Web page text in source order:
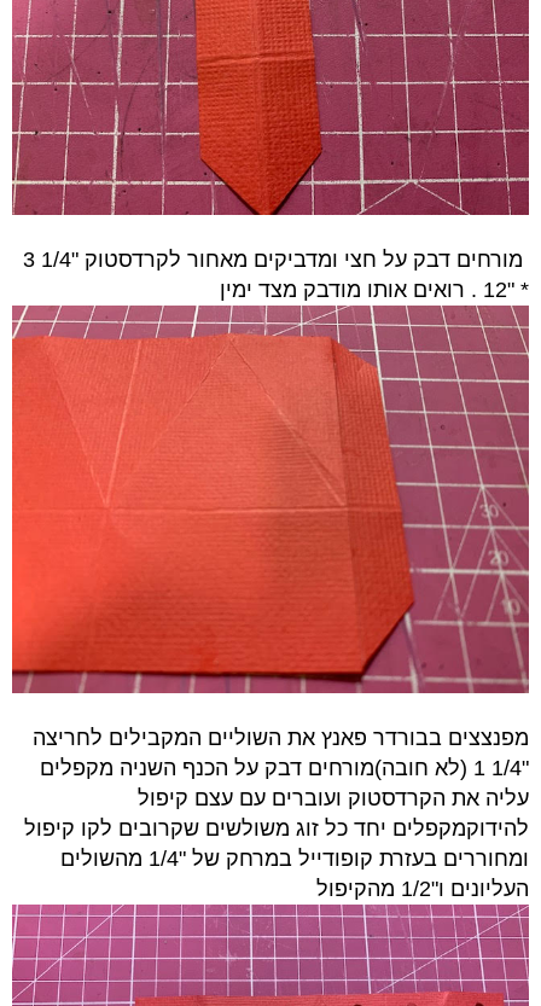
מורחים דבק על חצי ומדביקים מאחור לקרדסטוק "1/4 3
* "12 . רואים אותו מודבק מצד ימין
מפנצצים בבורדר פאנץ את השוליים המקבילים לחריצה
"1/4 1 (לא חובה)
מורחים דבק על הכנף השניה מקפלים
עליה את הקרדסטוק ועוברים עם עצם קיפול
להידוקמקפלים יחד כל זוג משולשים שקרובים לקו קיפול
ומחוררים בעזרת קופודייל במרחק של "1/4 מהשולים
העליונים ו"1/2 מהקיפול